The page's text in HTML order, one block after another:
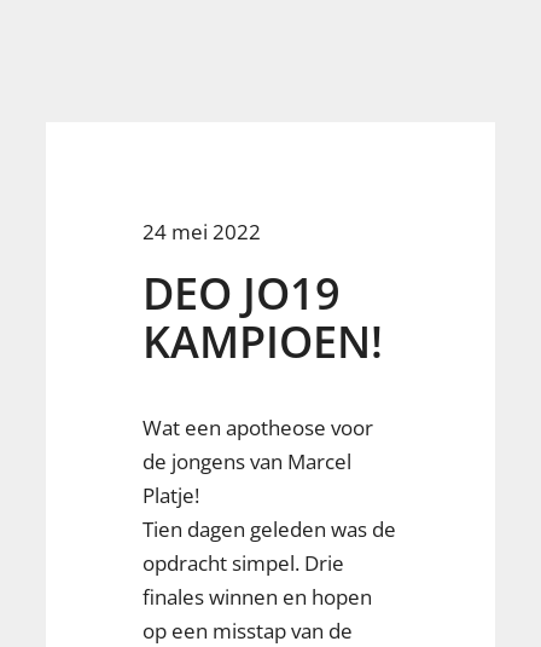
24 mei 2022
DEO JO19
KAMPIOEN!
Wat een apotheose voor
de jongens van Marcel
Platje!
Tien dagen geleden was de
opdracht simpel. Drie
finales winnen en hopen
op een misstap van de